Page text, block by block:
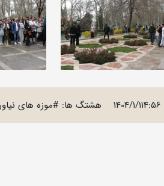
1404/1/114:56 هشتگ ها: #موزه های نیاوران